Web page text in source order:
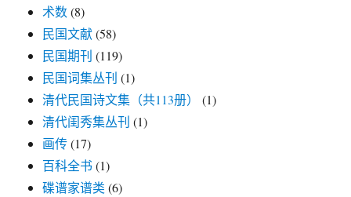
术数(8)
民国文献(58)
民国期刊 (119)
民国词集丛刊 (1)
清代民国诗文集（共113册）
(1)
清代闺秀集丛刊 (1)
画传(17)
百科全书 (1)
碟谱家谱类 (6)